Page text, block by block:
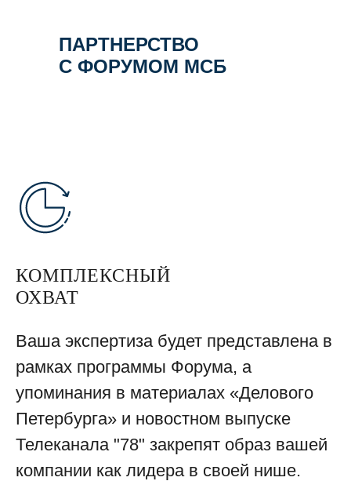
ПАРТНЕРСТВО
С ФОРУМОМ МСБ
КОМПЛЕКСНЫЙ
ОХВАТ
Ваша экспертиза будет представлена в
рамках программы Форума, а
упоминания в материалах «Делового
Петербурга» и новостном выпуске
Телеканала "78" закрепят образ вашей
компании как лидера в своей нише.